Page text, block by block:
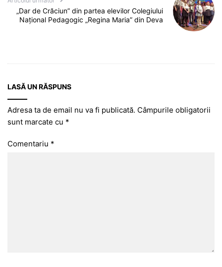
„Dar de Crăciun” din partea elevilor Colegiului
Național Pedagogic „Regina Maria” din Deva
LASĂ UN RĂSPUNS
Adresa ta de email nu va fi publicată. Câmpurile obligatorii
sunt marcate cu *
Comentariu *